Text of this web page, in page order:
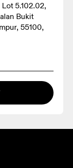
5.102.02,
Bukit
55100,